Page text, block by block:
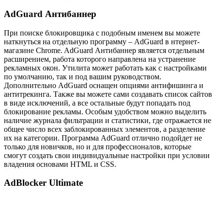
AdGuard Антибаннер
При поиске блокировщика с подобным именем вы можете
наткнуться на отдельную программу – AdGuard в нтернет-
магазине Chrome. AdGuard Антибаннер является отдельным
расширением, работа которого направлена на устранение
рекламных окон. Утилита может работать как с настройками
по умолчанию, так и под вашим руководством.
Дополнительно AdGuard оснащен опциями антифишинга и
антитрекинга. Также вы можете сами создавать список сайтов
в виде исключений, а все остальные будут попадать под
блокирование рекламы. Особым удобством можно выделить
наличие журнала фильтрации и статистики, где отражается не
общее число всех заблокированных элементов, а разделение
их на категории. Программа AdGuard отлично подойдет не
только для новичков, но и для профессионалов, которые
смогут создать свои индивидуальные настройки при условии
владения основами HTML и CSS.
AdBlocker Ultimate